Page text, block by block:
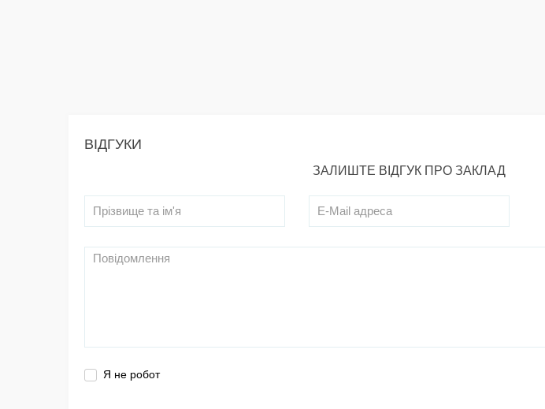
ВІДГУКИ
ЗАЛИШТЕ ВІДГУК ПРО ЗАКЛАД
Я не робот